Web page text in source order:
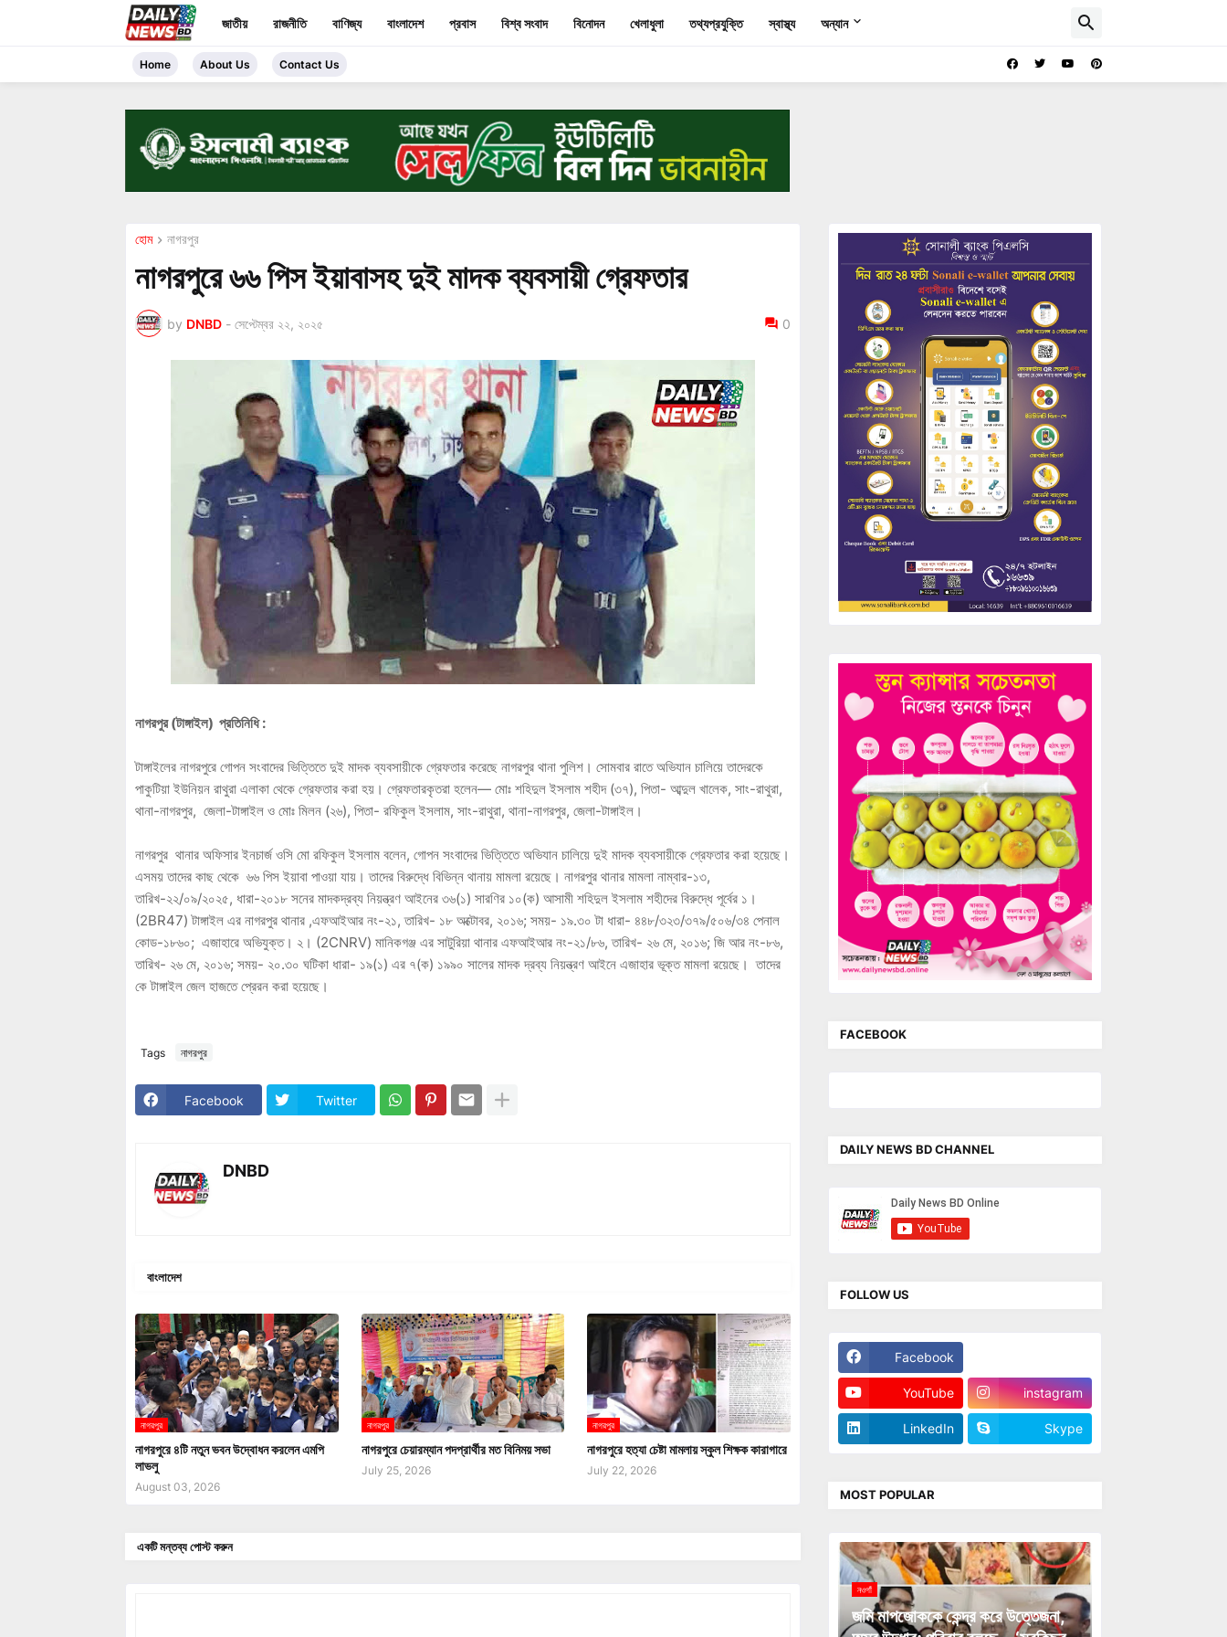
জাতীয় রাজনীতি বাণিজ্য বাংলাদেশ প্রবাস বিশ্ব সংবাদ বিনোদন খেলাধুলা তথ্যপ্রযুক্তি স্বাস্থ্য অন্যান
Home About Us Contact Us
হোম নাগরপুর
নাগরপুরে ৬৬ পিস ইয়াবাসহ দুই মাদক ব্যবসায়ী গ্রেফতার
by DNBD - সেপ্টেম্বর ২২, ২০২৫ 0
নাগরপুর (টাঙ্গাইল) প্রতিনিধি :
টাঙ্গাইলের নাগরপুরে গোপন সংবাদের ভিত্তিতে দুই মাদক ব্যবসায়ীকে গ্রেফতার করেছে নাগরপুর থানা পুলিশ। সোমবার রাতে অভিযান চালিয়ে তাদেরকে
পাকুটিয়া ইউনিয়ন রাথুরা এলাকা থেকে গ্রেফতার করা হয়। গ্রেফতারকৃতরা হলেন— মোঃ শহিদুল ইসলাম শহীদ (৩৭), পিতা- আব্দুল খালেক, সাং-রাথুরা,
থানা-নাগরপুর, জেলা-টাঙ্গাইল ও মোঃ মিলন (২৬), পিতা- রফিকুল ইসলাম, সাং-রাথুরা, থানা-নাগরপুর, জেলা-টাঙ্গাইল।
নাগরপুর থানার অফিসার ইনচার্জ ওসি মো রফিকুল ইসলাম বলেন, গোপন সংবাদের ভিত্তিতে অভিযান চালিয়ে দুই মাদক ব্যবসায়ীকে গ্রেফতার করা হয়েছে।
এসময় তাদের কাছ থেকে ৬৬ পিস ইয়াবা পাওয়া যায়। তাদের বিরুদ্ধে বিভিন্ন থানায় মামলা রয়েছে। নাগরপুর থানার মামলা নাম্বার-১৩,
তারিখ-২২/০৯/২০২৫, ধারা-২০১৮ সনের মাদকদ্রব্য নিয়ন্ত্রণ আইনের ৩৬(১) সারণির ১০(ক) আসামী শহিদুল ইসলাম শহীদের বিরুদ্ধে পূর্বের ১।
(2BR47) টাঙ্গাইল এর নাগরপুর থানার ,এফআইআর নং-২১, তারিখ- ১৮ অক্টোবর, ২০১৬; সময়- ১৯.৩০ টা ধারা- ৪৪৮/৩২৩/৩৭৯/৫০৬/৩৪ পেনাল
কোড-১৮৬০; এজাহারে অভিযুক্ত। ২। (2CNRV) মানিকগঞ্জ এর সাটুরিয়া থানার এফআইআর নং-২১/৮৬, তারিখ- ২৬ মে, ২০১৬; জি আর নং-৮৬,
তারিখ- ২৬ মে, ২০১৬; সময়- ২০.৩০ ঘটিকা ধারা- ১৯(১) এর ৭(ক) ১৯৯০ সালের মাদক দ্রব্য নিয়ন্ত্রণ আইনে এজাহার ভূক্ত মামলা রয়েছে। তাদের
কে টাঙ্গাইল জেল হাজতে প্রেরন করা হয়েছে।
Tags নাগরপুর
Facebook Twitter
DNBD
বাংলাদেশ
নাগরপুর
নাগরপুরে ৪টি নতুন ভবন উদ্বোধন করলেন এমপি
লাভলু
August 03, 2026
নাগরপুর
নাগরপুরে চেয়ারম্যান পদপ্রার্থীর মত বিনিময় সভা
July 25, 2026
নাগরপুর
নাগরপুরে হত্যা চেষ্টা মামলায় স্কুল শিক্ষক কারাগারে
July 22, 2026
একটি মন্তব্য পোস্ট করুন
FACEBOOK
DAILY NEWS BD CHANNEL
FOLLOW US
Facebook
YouTube instagram
LinkedIn Skype
MOST POPULAR
নওগাঁ
জমি মাপজোককে কেন্দ্র করে উত্তেজনা,